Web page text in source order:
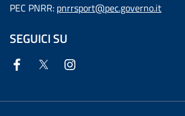
PEC PNRR: pnrrsport@pec.governo.it
SEGUICI SU